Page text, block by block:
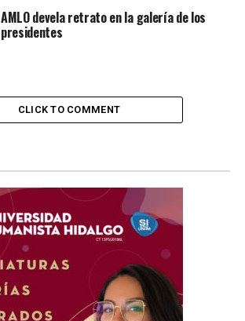
AMLO devela retrato en la galería de los
presidentes
CLICK TO COMMENT